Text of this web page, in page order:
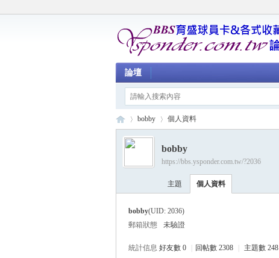
論壇
›
bobby 個人資料
bobby
https://bbs.ysponder.com.tw/?2036
主題 個人資料
bobby(UID: 2036)
郵箱狀態
未驗證
統計信息 好友數 0 回帖數 2308 主題數 248